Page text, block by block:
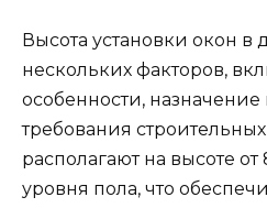
Высота установки окон в
нескольких факторов,
особенности,
требования
располагают на высоте от
уровня пола, что